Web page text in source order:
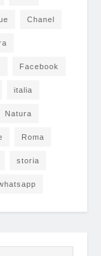
Chanel
Facebook
italia
Natura
Roma
storia